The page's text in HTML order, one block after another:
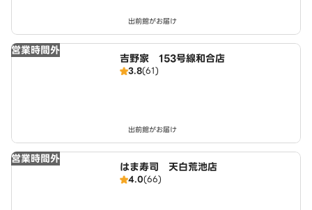
出前館がお届け
営業時間外
吉野家 153号線和合店
3.8(61)
出前館がお届け
営業時間外
はま寿司 天白荒池店
4.0(66)